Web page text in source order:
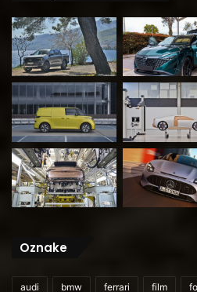
Oznake
audi bmw ferrari film